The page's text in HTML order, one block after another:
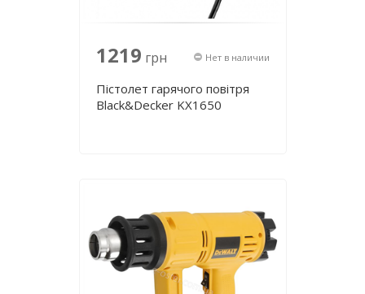
1219 грн Нет в наличии
Пістолет гарячого повітря
Black&Decker KX1650